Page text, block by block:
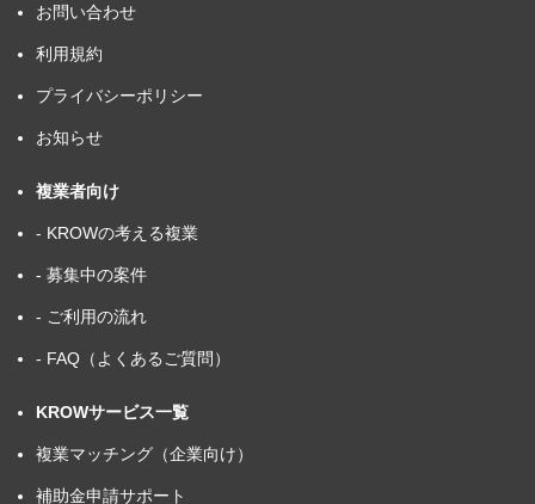
お問い合わせ
利用規約
プライバシーポリシー
お知らせ
複業者向け
- KROWの考える複業
- 募集中の案件
- ご利用の流れ
- FAQ（よくあるご質問）
KROWサービス一覧
複業マッチング（企業向け）
補助金申請サポート